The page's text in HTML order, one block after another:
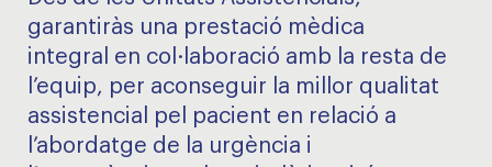
garantiràs una prestació mèdica
integral en col·laboració amb la resta de
l’equip, per aconseguir la millor qualitat
assistencial pel pacient en relació a
l’abordatge de la urgència i